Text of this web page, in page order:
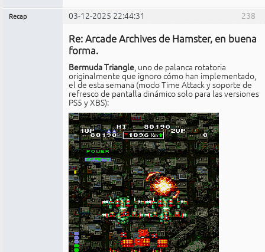
238
Recap 03-12-2025 22:44:31
Re: Arcade Archives de Hamster, en buena
forma.
Bermuda Triangle, uno de palanca rotatoria
originalmente que ignoro cómo han implementado,
el de esta semana (modo Time Attack y soporte de
refresco de pantalla dinámico solo para las versiones
PS5 y XBS):